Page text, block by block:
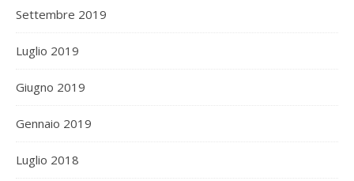
Settembre 2019
Luglio 2019
Giugno 2019
Gennaio 2019
Luglio 2018